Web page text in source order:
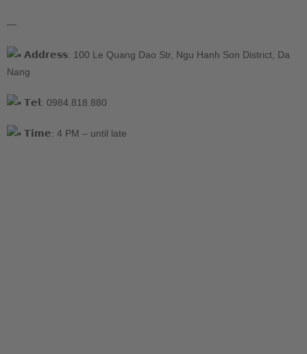
—
𝗔𝗱𝗱𝗿𝗲𝘀𝘀: 100 Le Quang Dao Str, Ngu Hanh Son District, Da
Nang
𝗧𝗲𝗹: 0984.818.880
𝗧𝗶𝗺𝗲: 4 PM – until late